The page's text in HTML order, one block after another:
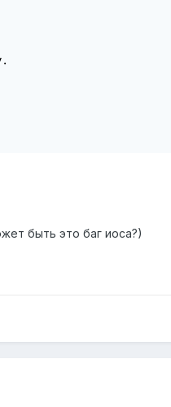
быть это баг иоса?)